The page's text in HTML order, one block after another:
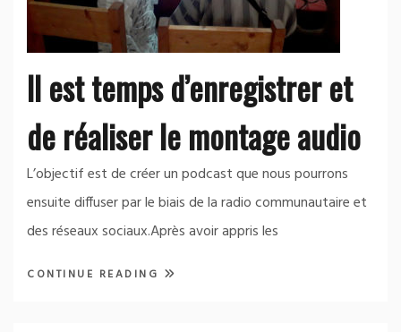
Il est temps d’enregistrer et
de réaliser le montage audio
L’objectif est de créer un podcast que nous pourrons
ensuite diffuser par le biais de la radio communautaire et
des réseaux sociaux.Après avoir appris les
CONTINUE READING